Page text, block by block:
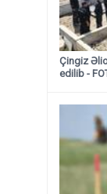
Çingiz
edilib -